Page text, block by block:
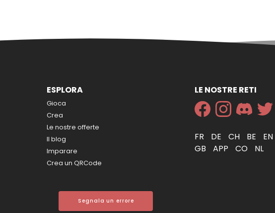
ESPLORA
Gioca
Crea
Le nostre offerte
Il blog
Imparare
Crea un QRCode
LE NOSTRE RETI
FR DE CH BE EN
GB
APP CO NL
Segnala un errore